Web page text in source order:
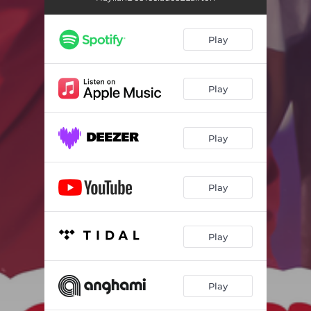
Play
Play
Play
Play
Play
Play